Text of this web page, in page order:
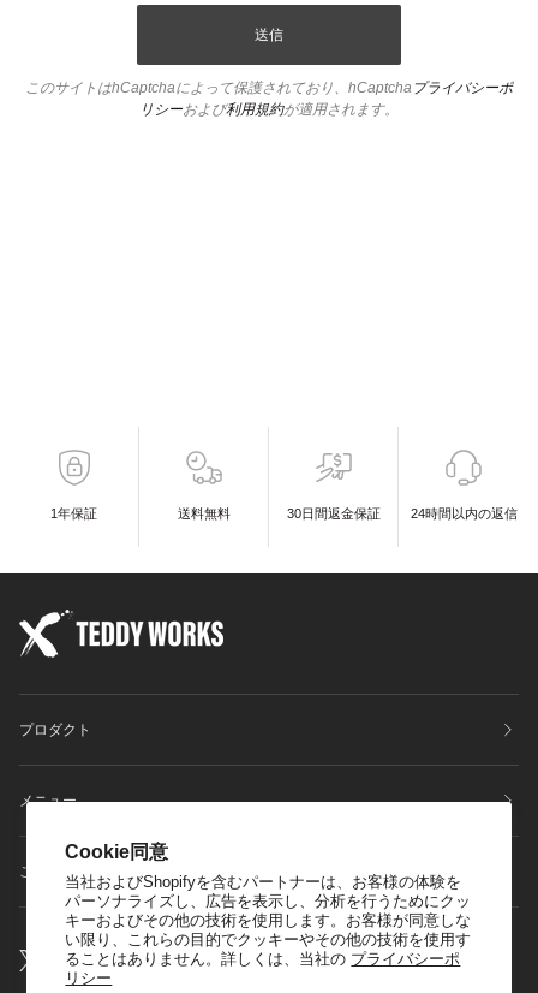
Cookie同意
当社およびShopifyを含むパートナーは、お客様の体験を
パーソナライズし、広告を表示し、分析を行うためにクッ
キーおよびその他の技術を使用します。お客様が同意しな
い限り、これらの目的でクッキーやその他の技術を使用す
ることはありません。詳しくは、当社の プライバシーポ
リシー
送信
このサイトはhCaptchaによって保護されており、hCaptcha プライバシーポ
リシーおよび利用規約が適用されます。
1年保証 送料無料 30日間返金保証 24時間以内の返信
プロダクト
メニュー
ご利用ガイドについて